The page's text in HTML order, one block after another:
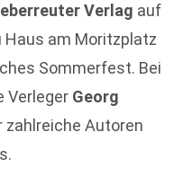
Verlag auf
Haus am Moritzplatz
Sommerfest. Bei
Verleger Georg
zahlreiche Autoren